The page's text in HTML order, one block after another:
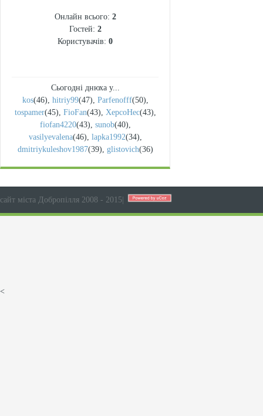
Онлайн всього: 2
Гостей: 2
Користувачів: 0
Сьогодні днюха у...
kos(46), hitriy99(47), Parfenofff(50),
tospamer(45), FioFan(43), XepcoHec(43),
fiofan4220(43), sunob(40),
vasilyevalena(46), lapka1992(34),
dmitriykuleshov1987(39), glistovich(36)
сайт міста Добропілля 2008 - 2015
<